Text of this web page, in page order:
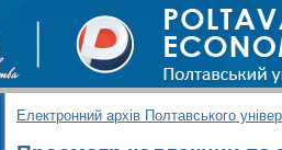
Електронний архів Полтавського